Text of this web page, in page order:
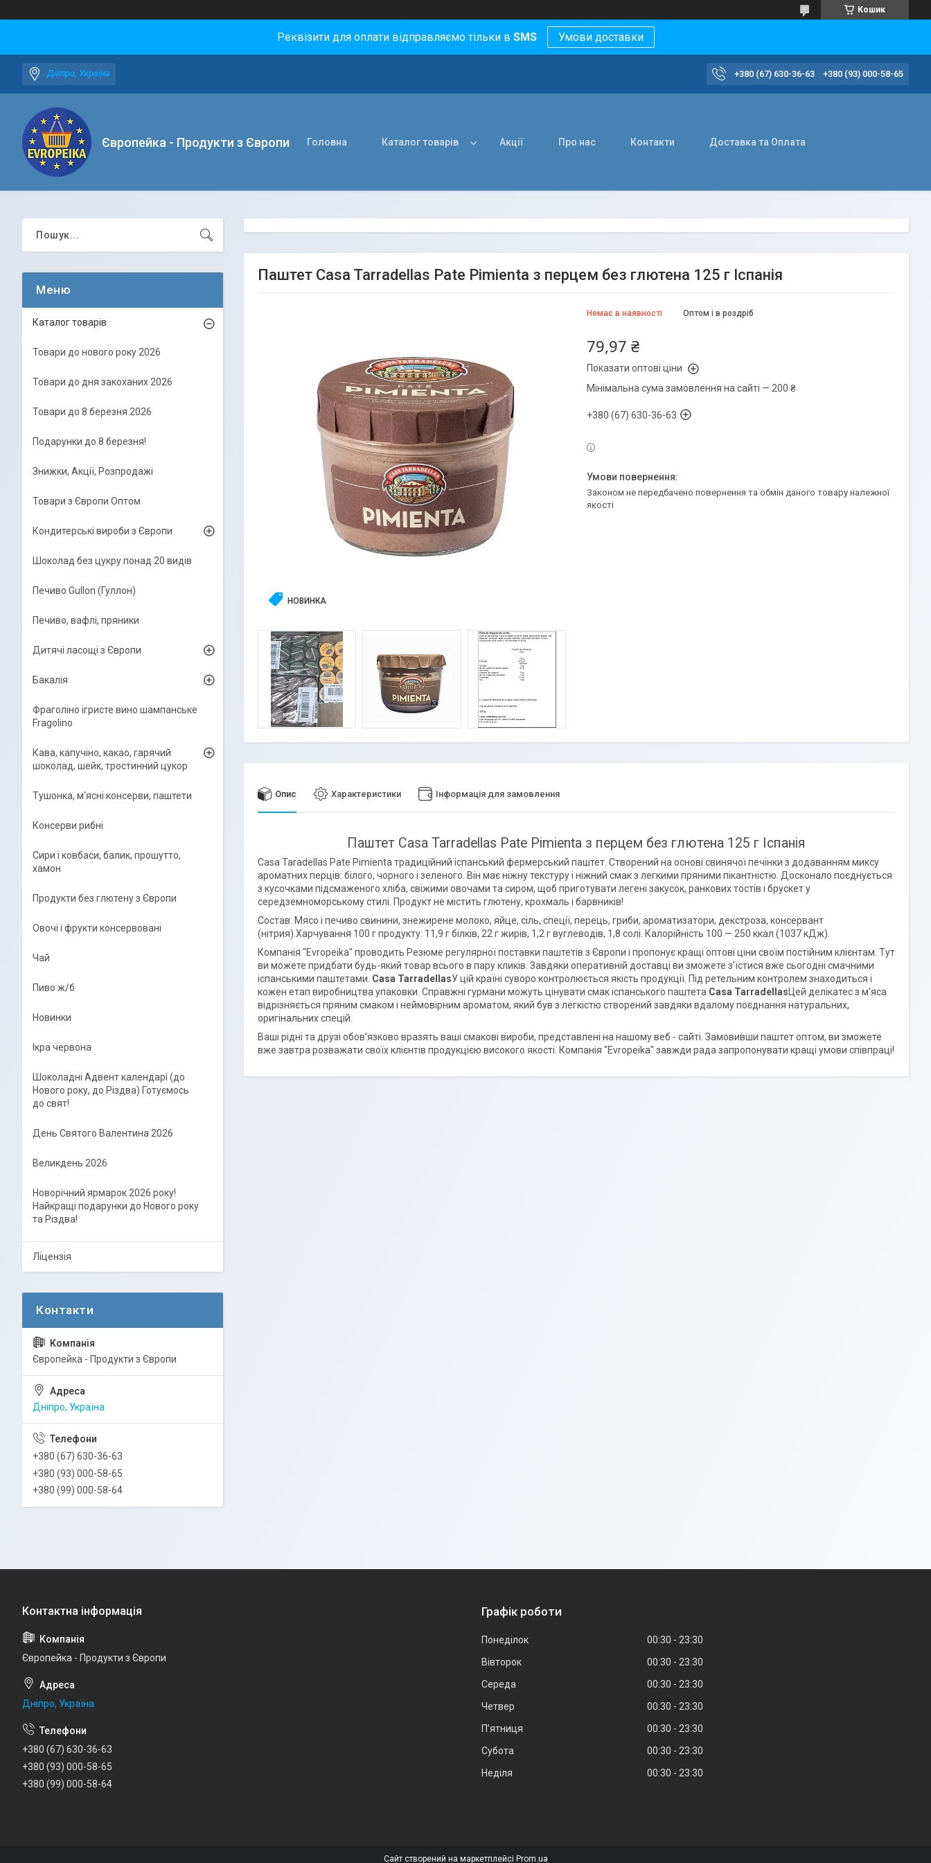
Кошик
Реквізити для оплати відправляємо тільки в SMS Умови доставки
Дніпро, Україна +380 (67) 630-36-63 +380 (93) 000-58-65
Європейка - Продукти з Європи Головна Каталог товарів Акції Про нас Контакти Доставка та Оплата
Паштет Casa Tarradellas Pate Pimienta з перцем без глютена 125 г Іспанія
НОВИНКА
Немає в наявності Оптом і в роздріб
79,97 ₴
Показати оптові ціни
Мінімальна сума замовлення на сайті — 200 ₴
+380 (67) 630-36-63
Законом не передбачено повернення та обмін даного товару належної
якості
Опис Характеристики Інформація для замовлення
Паштет Casa Tarradellas Pate Pimienta з перцем без глютена 125 г Іспанія
Casa Taradellas Pate Pimienta традиційний іспанський фермерський паштет. Створений на основі свинячої печінки з додаванням миксу
ароматних перців: білого, чорного і зеленого. Він має ніжну текстуру і ніжний смак з легкими пряними пікантністю. Досконало поєднується
з кусочками підсмаженого хліба, свіжими овочами та сиром, щоб приготувати легені закусок, ранкових тостів і брускет у
середземноморському стилі. Продукт не містить глютену, крохмаль і барвників!
Состав: Мясо і печиво свинини, знежирене молоко, яйце, сіль, спеції, перець, гриби, ароматизатори, декстроза, консервант
(нітрия).Харчування 100 г продукту: 11,9 г білків, 22 г жирів, 1,2 г вуглеводів, 1,8 солі. Калорійність 100 — 250 ккал (1037 кДж).
Компанія "Evropeika" проводить Резюме регулярної поставки паштетів з Європи і пропонує кращі оптові ціни своїм постійним клієнтам. Тут
ви можете придбати будь-який товар всього в пару кликів. Завдяки оперативній доставці ви зможете з’їстися вже сьогодні смачними
іспанськими паштетами. Casa TarradellasУ цій країні суворо контролюється якість продукції. Під ретельним контролем знаходиться і
кожен етап виробництва упаковки. Справжні гурмани можуть цінувати смак іспанського паштета Casa TarradellasЦей делікатес з м'яса
відрізняється пряним смаком і неймовірним ароматом, який був з легкістю створений завдяки вдалому поєднання натуральних,
оригінальних спецій.
Ваші рідні та друзі обов’язково вразять ваші смакові вироби, представлені на нашому веб - сайті. Замовивши паштет оптом, ви зможете
вже завтра розважати своїх клієнтів продукцією високого якості. Компанія "Evropeika" завжди рада запропонувати кращі умови співпраці!
Каталог товарів
Товари до нового року 2026
Товари до дня закоханих 2026
Товари до 8 березня 2026
Подарунки до 8 березня!
Знижки, Акції, Розпродажі
Товари з Європи Оптом
Кондитерські вироби з Європи
Шоколад без цукру понад 20 видів
Печиво Gullon (Гуллон)
Печиво, вафлі, пряники
Дитячі ласощі з Європи
Бакалія
Фраголіно ігристе вино шампанське
Fragolino
Кава, капучіно, какао, гарячий
шоколад, шейк, тростинний цукор
Тушонка, м'ясні консерви, паштети
Консерви рибні
Сири і ковбаси, балик, прошутто,
хамон
Продукти без глютену з Європи
Овочі і фрукти консервовані
Чай
Пиво ж/б
Новинки
Ікра червона
Шоколадні Адвент календарі (до
Нового року, до Різдва) Готуємось
до свят!
День Святого Валентина 2026
Великдень 2026
Новорічний ярмарок 2026 року!
Найкращі подарунки до Нового року
та Різдва!
Ліцензія
Європейка - Продукти з Європи
Дніпро, Україна
+380 (67) 630-36-63
+380 (93) 000-58-65
+380 (99) 000-58-64
Європейка - Продукти з Європи
Дніпро, Україна
+380 (67) 630-36-63
+380 (93) 000-58-65
+380 (99) 000-58-64
Графік роботи
Понеділок 00:30
23:30
Вівторок
00:30
23:30
Середа
00:30
23:30
Четвер
00:30
23:30
Пʼятниця
00:30
23:30
Субота
00:30
23:30
Неділя
00:30 23:30
Сайт створений на маркетплейсі Prom.ua